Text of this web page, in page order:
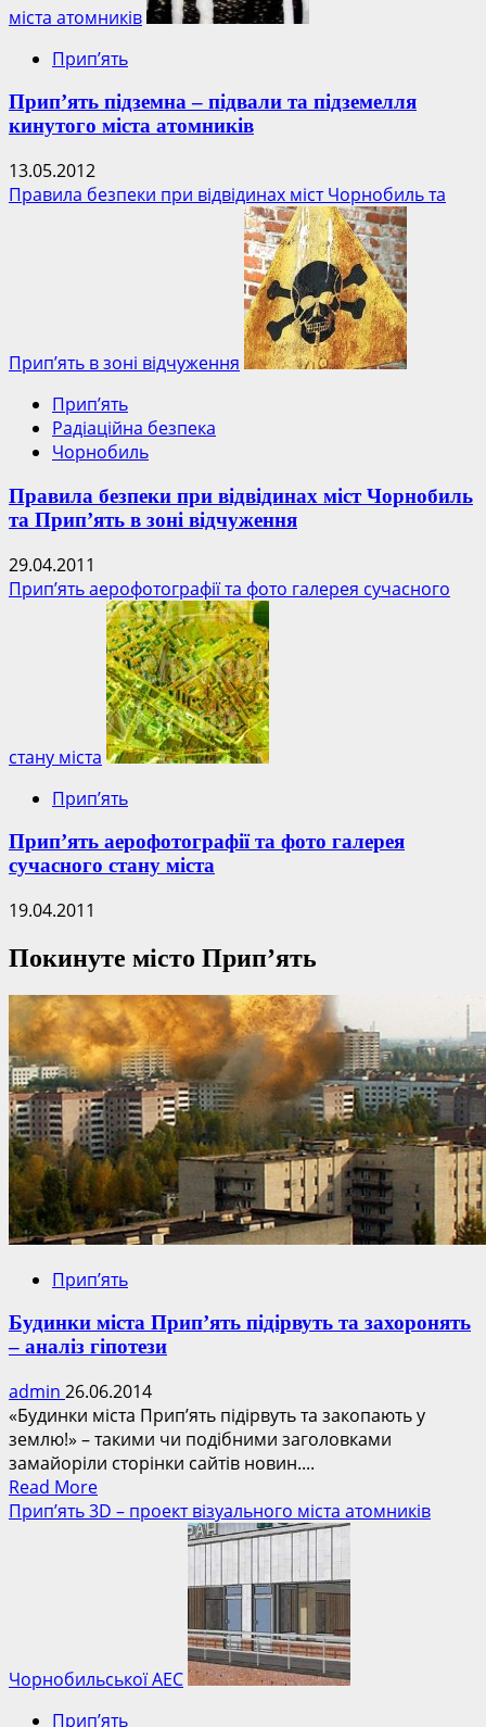
міста атомників
Прип’ять
Прип’ять підземна – підвали та підземелля
кинутого міста атомників
13.05.2012
Правила безпеки при відвідинах міст Чорнобиль та
Прип’ять в зоні відчуження
Прип’ять
Радіаційна безпека
Чорнобиль
Правила безпеки при відвідинах міст Чорнобиль
та Прип’ять в зоні відчуження
29.04.2011
Прип’ять аерофотографії та фото галерея сучасного
стану міста
Прип’ять
Прип’ять аерофотографії та фото галерея
сучасного стану міста
19.04.2011
Покинуте місто Прип’ять
Прип’ять
Будинки міста Прип’ять підірвуть та захоронять
– аналіз гіпотези
admin 26.06.2014
«Будинки міста Прип’ять підірвуть та закопають у
землю!» – такими чи подібними заголовками
замайоріли сторінки сайтів новин....
Read MoreRead
more
захоронять
Прип’ять 3D – проект візуального міста атомників
Чорнобильської АЕС
Прип’ять